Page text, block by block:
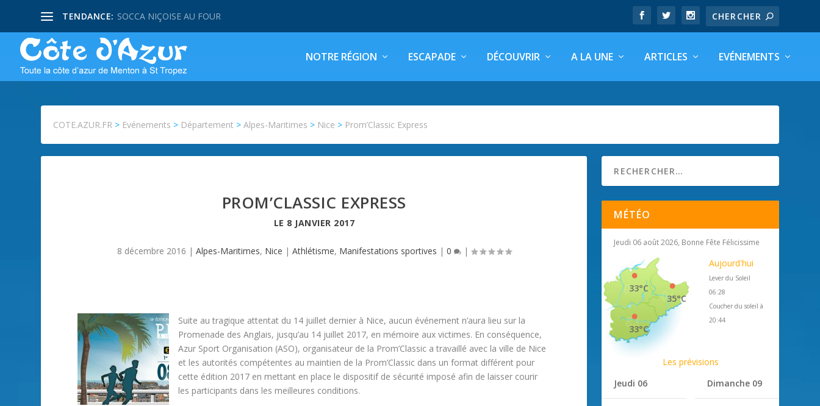
TENDANCE: SOCCA NIÇOISE AU FOUR
NOTRE RÉGION ESCAPADE DÉCOUVRIR A LA UNE ARTICLES EVÉNEMENTS
COTE.AZUR.FR > Evénements > Département >Alpes-Maritimes > Nice > Prom’Classic Express
PROM’CLASSIC EXPRESS
LE 8 JANVIER 2017
8 décembre 2016 | Alpes-Maritimes, Nice | Athlétisme, Manifestations sportives | 0 |
Suite au tragique attentat du 14 juillet dernier à Nice, aucun événement n’aura lieu sur la
Promenade des Anglais, jusqu’au 14 juillet 2017, en mémoire aux victimes. En conséquence,
Azur Sport Organisation (ASO), organisateur de la Prom’Classic a travaillé avec la ville de Nice
et les autorités compétentes au maintien de la Prom’Classic dans un format différent pour
cette édition 2017 en mettant en place le dispositif de sécurité imposé afin de laisser courir
les participants dans les meilleures conditions.
MÉTÉO
Jeudi 06 août 2026, Bonne Fête Félicissime
35°C
33°C
33°C
Aujourd'hui
Lever du Soleil
06:28
Coucher du soleil à
20:44
Les prévisions
Jeudi 06
Dimanche 09